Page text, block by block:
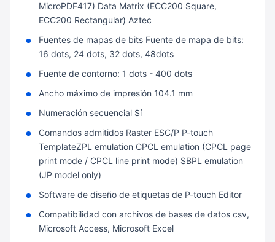
MicroPDF417) Data Matrix (ECC200 Square,
ECC200 Rectangular) Aztec
Fuentes de mapas de bits Fuente de mapa de bits:
16 dots, 24 dots, 32 dots, 48dots
Fuente de contorno: 1 dots - 400 dots
Ancho máximo de impresión 104.1 mm
Numeración secuencial Sí
Comandos admitidos Raster ESC/P P-touch
TemplateZPL emulation CPCL emulation (CPCL page
print mode / CPCL line print mode) SBPL emulation
(JP model only)
Software de diseño de etiquetas de P-touch Editor
Compatibilidad con archivos de bases de datos csv,
Microsoft Access, Microsoft Excel